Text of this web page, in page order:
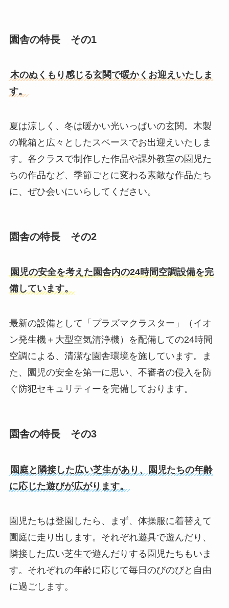
園舎の特長 その1
木のぬくもり感じる玄関で暖かくお迎えいたしま
す。
夏は涼しく、冬は暖かい光いっぱいの玄関。木製
の靴箱と広々としたスペースでお出迎えいたしま
す。各クラスで制作した作品や課外教室の園児た
ちの作品など、季節ごとに変わる素敵な作品たち
に、ぜひ会いにいらしてください。
園舎の特長 その2
園児の安全を考えた園舎内の24時間空調設備を完
備しています。
最新の設備として「プラズマクラスター」（イオ
ン発生機＋大型空気清浄機）を配備しての24時間
空調による、清潔な園舎環境を施しています。ま
た、園児の安全を第一に思い、不審者の侵入を防
ぐ防犯セキュリティーを完備しております。
園舎の特長 その3
園庭と隣接した広い芝生があり、園児たちの年齢
に応じた遊びが広がります。
園児たちは登園したら、まず、体操服に着替えて
園庭に走り出します。それぞれ遊具で遊んだり、
隣接した広い芝生で遊んだりする園児たちもいま
す。それぞれの年齢に応じて毎日のびのびと自由
に過ごします。